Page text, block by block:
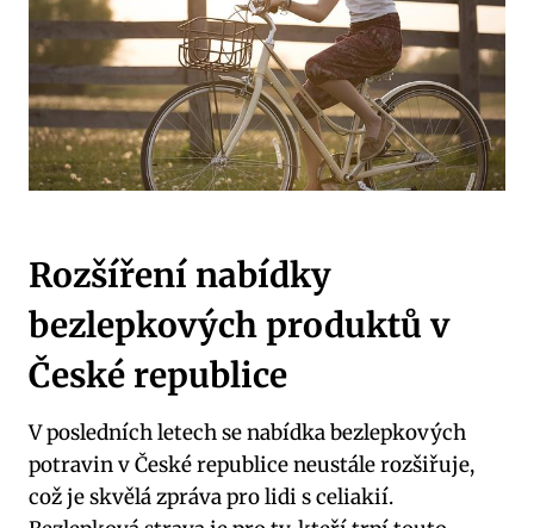
Rozšíření nabídky
bezlepkových produktů v
České republice
V posledních letech se nabídka bezlepkových
potravin v České republice​ neustále rozšiřuje,
což je‍ skvělá zpráva pro lidi s celiakií.